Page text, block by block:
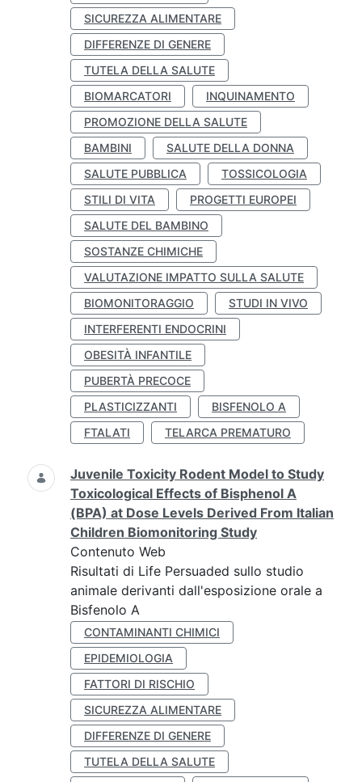
SICUREZZA ALIMENTARE
DIFFERENZE DI GENERE
TUTELA DELLA SALUTE
BIOMARCATORI
INQUINAMENTO
PROMOZIONE DELLA SALUTE
BAMBINI
SALUTE DELLA DONNA
SALUTE PUBBLICA
TOSSICOLOGIA
STILI DI VITA
PROGETTI EUROPEI
SALUTE DEL BAMBINO
SOSTANZE CHIMICHE
VALUTAZIONE IMPATTO SULLA SALUTE
BIOMONITORAGGIO
STUDI IN VIVO
INTERFERENTI ENDOCRINI
OBESITÀ INFANTILE
PUBERTÀ PRECOCE
PLASTICIZZANTI
BISFENOLO A
FTALATI
TELARCA PREMATURO
Juvenile Toxicity Rodent Model to Study
Toxicological Effects of Bisphenol A
(BPA) at Dose Levels Derived From Italian
Children Biomonitoring Study
Contenuto Web
Risultati di Life Persuaded sullo studio
animale derivanti dall'esposizione orale a
Bisfenolo A
CONTAMINANTI CHIMICI
EPIDEMIOLOGIA
FATTORI DI RISCHIO
SICUREZZA ALIMENTARE
DIFFERENZE DI GENERE
TUTELA DELLA SALUTE